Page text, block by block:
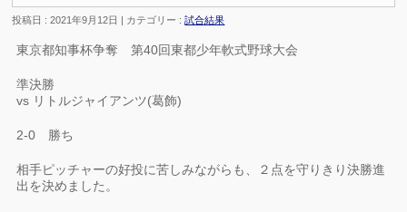
投稿日 : 2021年9月12日 | カテゴリー :試合結果
東京都知事杯争奪 第40回東都少年軟式野球大会
準決勝
vs リトルジャイアンツ(葛飾)
2-0 勝ち
相手ピッチャーの好投に苦しみながらも、２点を守りきり決勝進
出を決めました。